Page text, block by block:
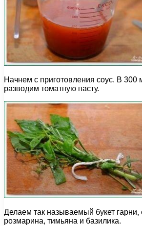
Начнем с приготовления соус. В 300
разводим томатную пасту.
Делаем так называемый букет гарни,
розмарина, тимьяна и базилика.